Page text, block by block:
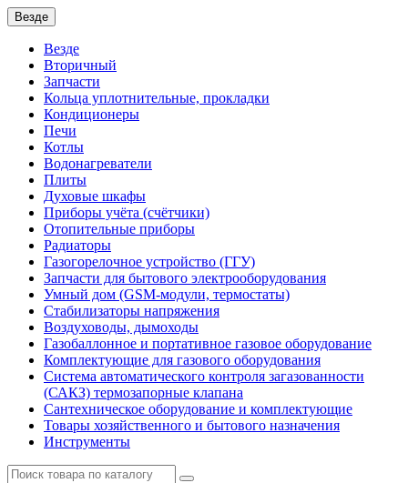
Везде
Везде
Вторичный
Запчасти
Кольца уплотнительные, прокладки
Кондиционеры
Печи
Котлы
Водонагреватели
Плиты
Духовые шкафы
Приборы учёта (счётчики)
Отопительные приборы
Радиаторы
Газогорелочное устройство (ГГУ)
Запчасти для бытового электрооборудования
Умный дом (GSM-модули, термостаты)
Cтабилизаторы напряжения
Воздуховоды, дымоходы
Газобаллонное и портативное газовое оборудование
Комплектующие для газового оборудования
Система автоматического контроля загазованности
(САКЗ) термозапорные клапана
Сантехническое оборудование и комплектующие
Товары хозяйственного и бытового назначения
Инструменты